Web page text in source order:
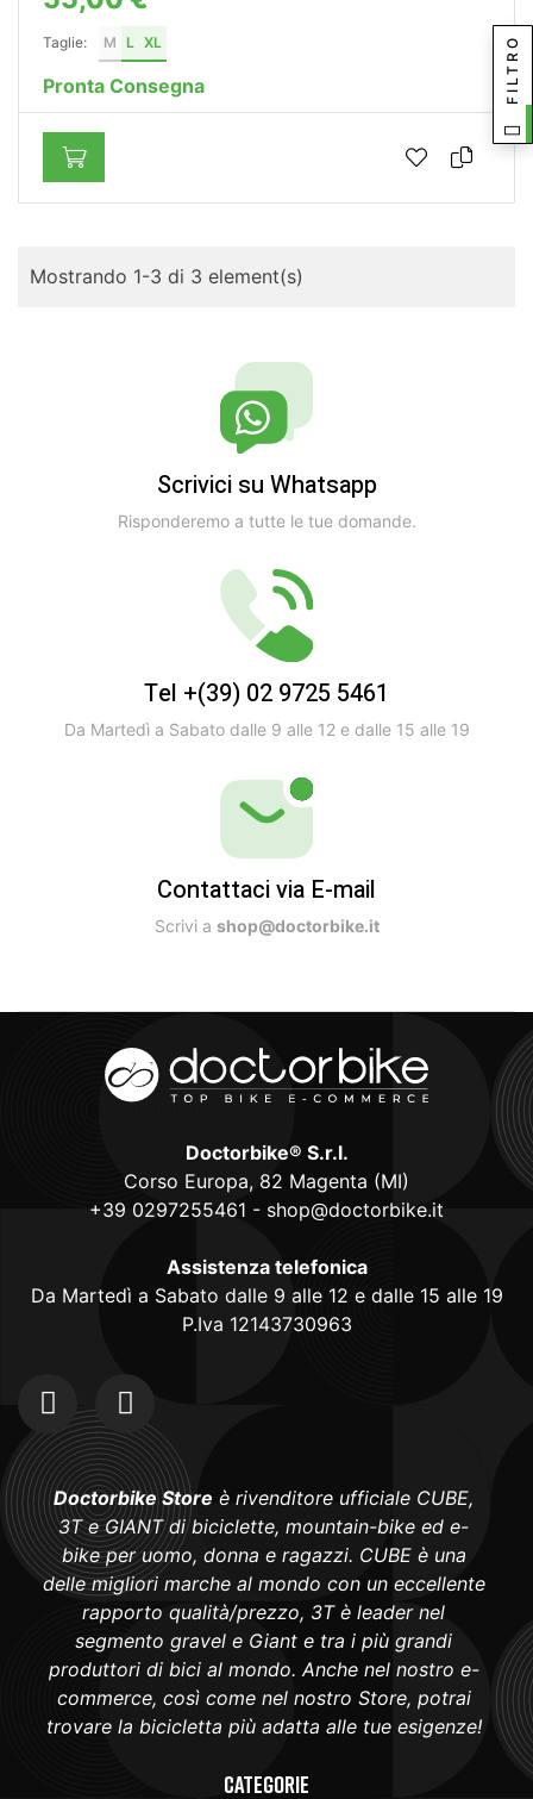
Taglie: M L XL
Pronta Consegna
Mostrando 1-3 di 3 element(s)
Scrivici su Whatsapp
Risponderemo a tutte le tue domande.
Tel +(39) 02 9725 5461
Da Martedì a Sabato dalle 9 alle 12 e dalle 15 alle 19
Contattaci via E-mail
Scrivi a shop@doctorbike.it
Doctorbike® S.r.l.
Corso Europa, 82 Magenta (MI)
+39 0297255461 - shop@doctorbike.it
Assistenza telefonica
Da Martedì a Sabato dalle 9 alle 12 e dalle 15 alle 19
P.Iva 12143730963
Doctorbike Store è rivenditore ufficiale CUBE,
3T e GIANT di biciclette, mountain-bike ed e-
bike per uomo, donna e ragazzi. CUBE è una
delle migliori marche al mondo con un eccellente
rapporto qualità/prezzo, 3T è leader nel
segmento gravel e Giant e tra i più grandi
produttori di bici al mondo. Anche nel nostro e-
commerce, così come nel nostro Store, potrai
trovare la bicicletta più adatta alle tue esigenze!
Categorie
FILTRO